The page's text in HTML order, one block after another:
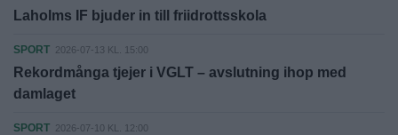
Laholms IF bjuder in till friidrottsskola
SPORT 2026-07-13 KL. 15:00
Rekordmånga tjejer i VGLT – avslutning ihop med
damlaget
SPORT 2026-07-10 KL. 12:00